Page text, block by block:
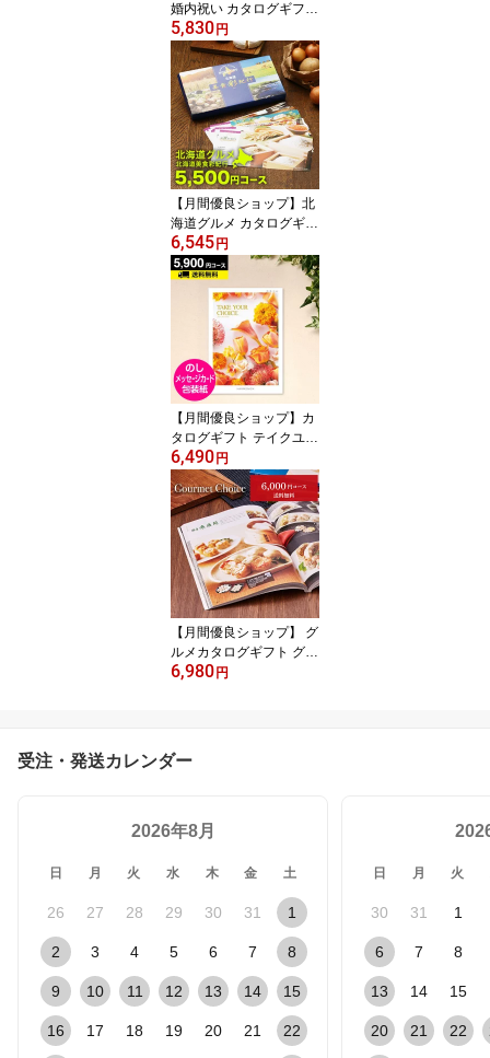
婚内祝い カタログギフト
マリアージュ 5900円コ
ース｜引き出物 カタログ
ギフト 結婚内祝い お祝
い ギフトカタログ 内祝
い CATALOG GIFT 寿 結
婚祝い 定番 体験 温泉 食
事 お返し
5,830 円
【月間優良ショップ】北
海道グルメ カタログギフ
ト CATALOG GIFT 北海
道美食彩紀行 ライラック
5500円コース ｜引き出
物 出産内祝い 香典返し
快気祝い お祝い ギフト
カタログ グルメカタログ
ギフト 内祝い 景品 お返
し 北海道 美味しい 人気
6,545 円
【月間優良ショップ】カ
タログギフト テイクユア
チョイス カーネーション
5900円コース｜CATALO
G GIFT 引き出物 出産内
祝い 香典返し 快気祝い
お祝い 内祝 ギフトカタ
ログ グルメ 体験 温泉 食
事
6,490 円
【月間優良ショップ】 グ
ルメカタログギフト グル
メチョイス 6000円コー
産祝い 結婚祝い お返し
プレゼント 高級グルメ
舞い返し グルメギフトカ
6,980 円
受注・発送カレンダー
2026年8月
日 月 火 水 木 金 土
26 27 28 29 30 31 1
2 3 4 5 6 7 8
9 10 11 12 13 14 15
16 17 18 19 20 21 22
日 月 火
30 31 1
6 7 8
13 14 15
20 21 22